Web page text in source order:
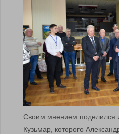
Своим мнением поделился
Кузьмар, которого